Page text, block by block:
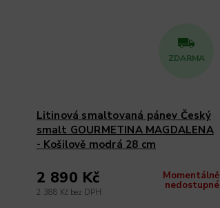
ZDARMA
Litinová smaltovaná pánev Český
smalt GOURMETINA MAGDALENA
- Košilově modrá 28 cm
Momentálně
nedostupné
2 388 Kč bez DPH
2 890 Kč